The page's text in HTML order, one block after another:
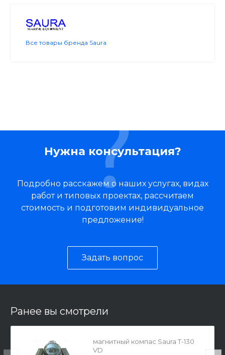
Все товары бренда Saura
Нужна консультация?
Подробно расскажем о наших услугах, видах
работ и типовых проектах, рассчитаем
стоимость и подготовим индивидуальное
предложение!
Задать вопрос
Ранее вы смотрели
магнитный компас Saura T-130
VD